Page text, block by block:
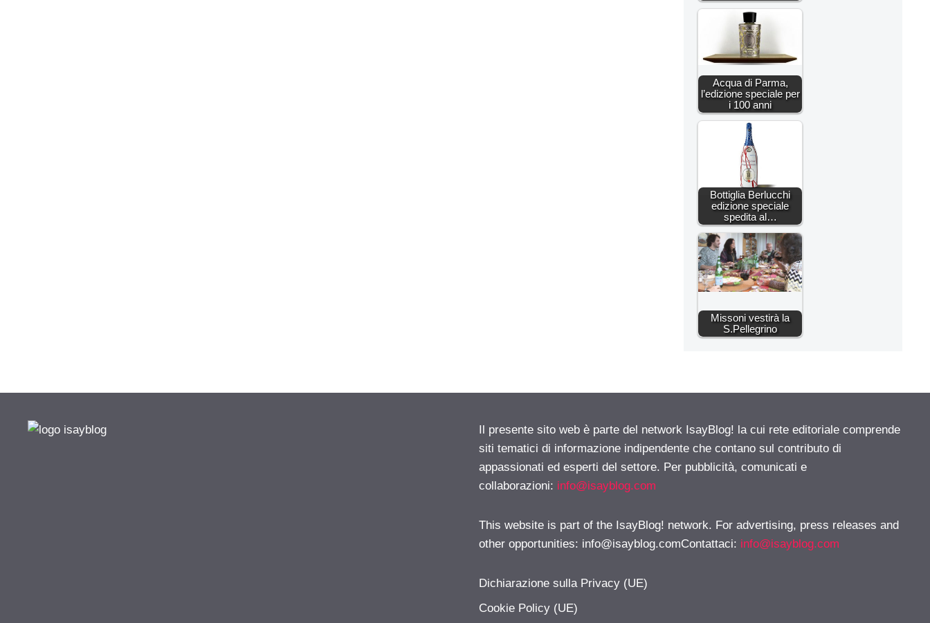
Acqua di Parma,
l’edizione speciale per
i 100 anni
Bottiglia Berlucchi
edizione speciale
spedita al…
Missoni vestirà la
S.Pellegrino
Il presente sito web è parte del network IsayBlog! la cui rete editoriale comprende
siti tematici di informazione indipendente che contano sul contributo di
appassionati ed esperti del settore. Per pubblicità, comunicati e
collaborazioni: info@isayblog.com
This website is part of the IsayBlog! network. For advertising, press releases and
other opportunities: info@isayblog.comContattaci: info@isayblog.com
Dichiarazione sulla Privacy (UE)
Cookie Policy (UE)